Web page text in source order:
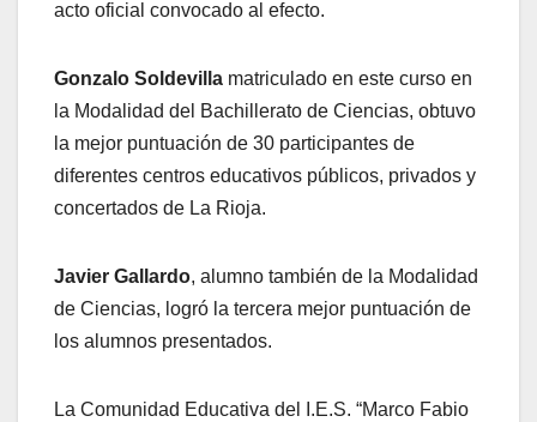
acto oficial convocado al efecto.
Gonzalo Soldevilla matriculado en este curso en
la Modalidad del Bachillerato de Ciencias, obtuvo
la mejor puntuación de 30 participantes de
diferentes centros educativos públicos, privados y
concertados de La Rioja.
Javier Gallardo, alumno también de la Modalidad
de Ciencias, logró la tercera mejor puntuación de
los alumnos presentados.
La Comunidad Educativa del I.E.S. “Marco Fabio